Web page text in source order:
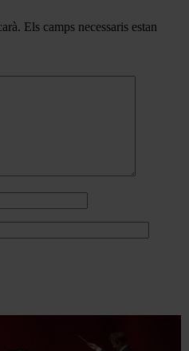
Els camps necessaris estan